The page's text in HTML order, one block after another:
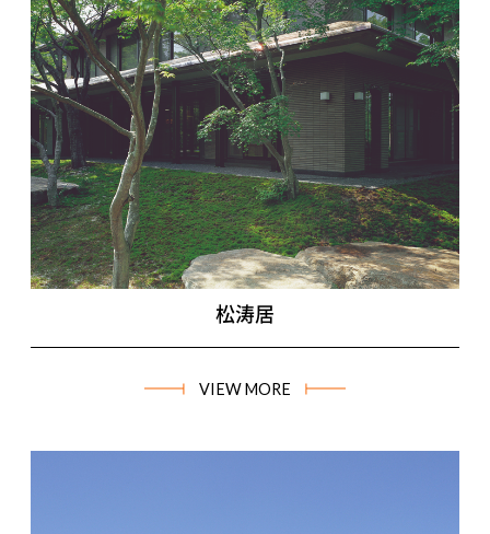
松涛居
VIEW MORE